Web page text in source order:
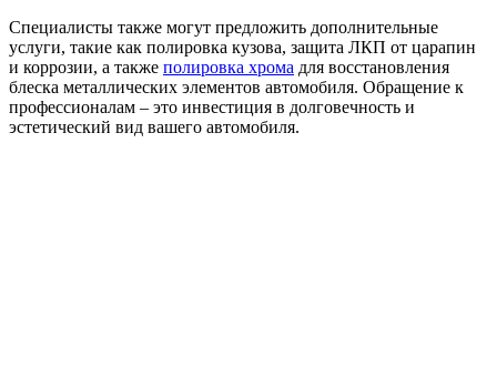
Специалисты также могут предложить дополнительные
услуги, такие как полировка кузова, защита ЛКП от царапин
и коррозии, а также полировка хрома для восстановления
блеска металлических элементов автомобиля. Обращение к
профессионалам – это инвестиция в долговечность и
эстетический вид вашего автомобиля.